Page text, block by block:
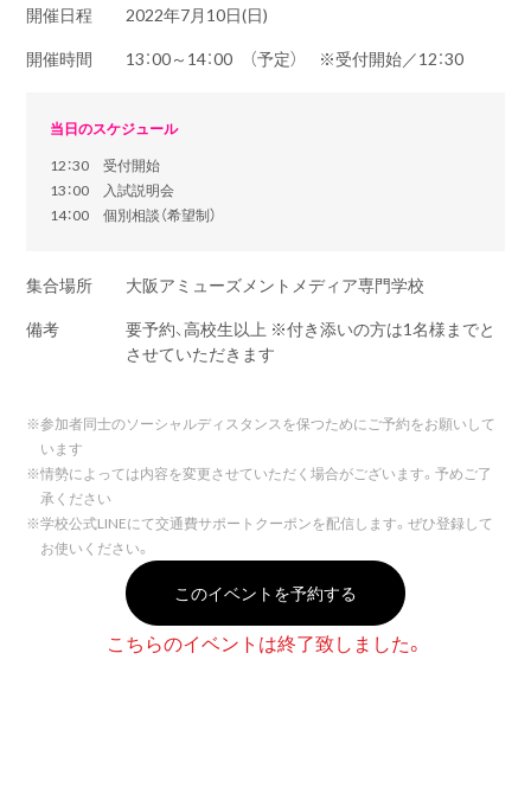
開催日程
2022年7月10日(日)
開催時間
13：00～14：00 （予定） ※受付開始／12：30
当日のスケジュール
12：30 受付開始
13：00 入試説明会
14：00 個別相談（希望制）
集合場所
大阪アミューズメントメディア専門学校
備考
要予約、高校生以上 ※付き添いの方は1名様までと
させていただきます
※参加者同士のソーシャルディスタンスを保つためにご予約をお願いして
います
※情勢によっては内容を変更させていただく場合がございます。予めご了
承ください
※学校公式LINEにて交通費サポートクーポンを配信します。ぜひ登録して
お使いください。
このイベントを予約する
こちらのイベントは終了致しました。